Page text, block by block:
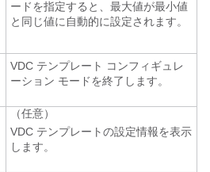
ードを指定すると、最大値が最小値
と同じ値に自動的に設定されます。
VDC テンプレート コンフィギュレ
ーション モードを終了します。
（任意）
VDC テンプレートの設定情報を表示
します。